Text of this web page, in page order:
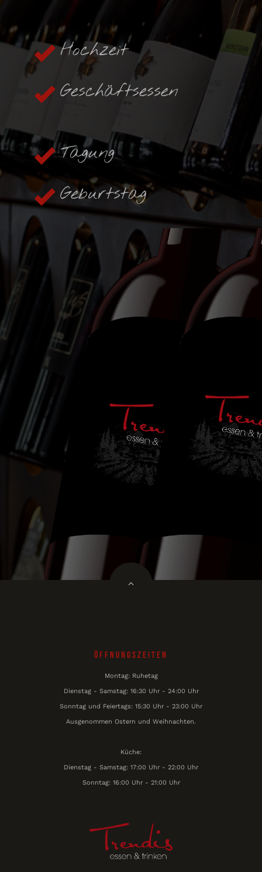
Hochzeit
Geschäftsessen
Tagung
Geburtstag
Öffnungszeiten
Montag: Ruhetag
Dienstag - Samstag: 16:30 Uhr - 24:00 Uhr
Sonntag und Feiertags: 15:30 Uhr - 23:00 Uhr
Ausgenommen Ostern und Weihnachten.
Küche:
Dienstag - Samstag: 17:00 Uhr - 22:00 Uhr
Sonntag: 16:00 Uhr - 21:00 Uhr